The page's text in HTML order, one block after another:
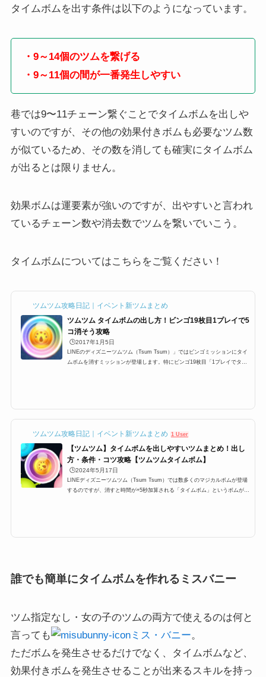
・9～14個のツムを繋げる
・9～11個の間が一番発生しやすい
巷では9〜11チェーン繋ぐことでタイムボムを出しや
すいのですが、その他の効果付きボムも必要なツム数
が似ているため、その数を消しても確実にタイムボム
が出るとは限りません。
効果ボムは運要素が強いのですが、出やすいと言われ
ているチェーン数や消去数でツムを繋いでいこう。
タイムボムについてはこちらをご覧ください！
コ消そう攻略
🕒️2017年1月5日
LINEのディズニーツムツム（Tsum Tsum）」ではビンゴミッションにタイ
ムボムを消すミッションが登場します。特にビンゴ19枚目「1プレイでタイ
ムボムを5コ消そう」などがあります。このビンゴ19枚目以外にもタイムボ
方・条件・コツ攻略【ツムツムタイムボム】
🕒️2024年5月17日
LINEディズニーツムツム（Tsum Tsum）では数多くのマジカルボムが登場
するのですが、消すと時間が+5秒加算される「タイムボム」というボムが登
場します。ビンゴやイベントでもツムツムタイムボムのミッションがありま
誰でも簡単にタイムボムを作れるミスバニー
ツム指定なし・女の子のツムの両方で使えるのは何と
言っても
ミス・バニー
ただボムを発生させるだけでなく、タイムボムなど、
効果付きボムを発生させることが出来るスキルを持っ